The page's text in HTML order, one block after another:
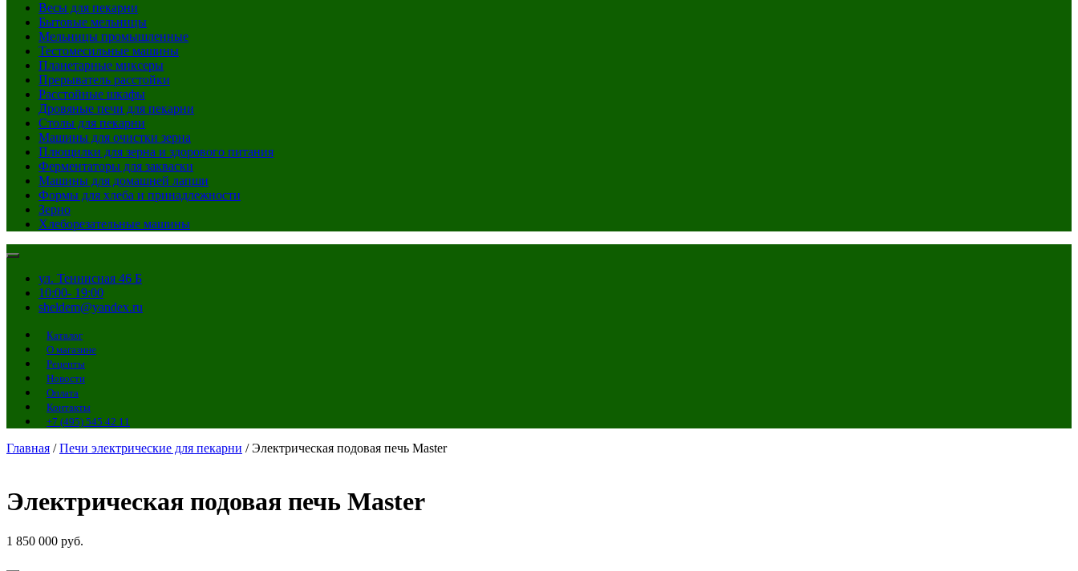
Весы для пекарни
Бытовые мельницы
Мельницы промышленные
Тестомесильные машины
Планетарные миксеры
Прерыватель расстойки
Расстойные шкафы
Дровяные печи для пекарни
Столы для пекарни
Машины для очистки зерна
Плющилки для зерна и здорового питания
Ферментаторы для закваски
Машины для домашней лапши
Формы для хлеба и принадлежности
Зерно
Хлеборезательные машины
ул. Теннисная 46 Б
10:00- 19:00
sheldem@yandex.ru
Каталог
О магазине
Рецепты
Новости
Оплата
Контакты
+7 (495) 545 42 11
Главная /Печи электрические для пекарни / Электрическая подовая печь Master
Электрическая подовая печь Master
1 850 000 руб.